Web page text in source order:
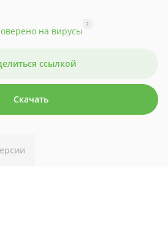
на вирусы
?
ссылкой
Скачать